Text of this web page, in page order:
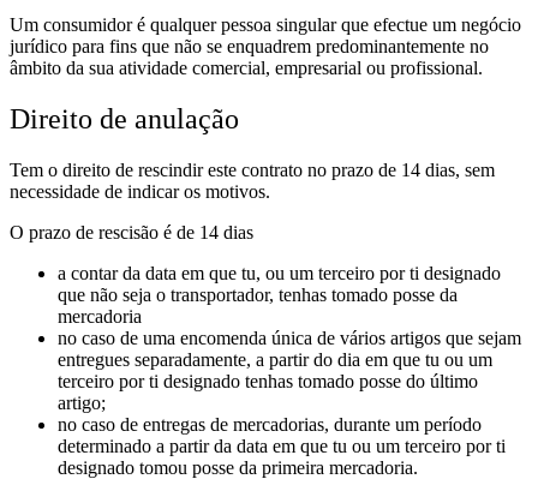
Um consumidor é qualquer pessoa singular que efectue um negócio
jurídico para fins que não se enquadrem predominantemente no
âmbito da sua atividade comercial, empresarial ou profissional.
Direito de anulação
Tem o direito de rescindir este contrato no prazo de 14 dias, sem
necessidade de indicar os motivos.
O prazo de rescisão é de 14 dias
a contar da data em que tu, ou um terceiro por ti designado
que não seja o transportador, tenhas tomado posse da
mercadoria
no caso de uma encomenda única de vários artigos que sejam
entregues separadamente, a partir do dia em que tu ou um
terceiro por ti designado tenhas tomado posse do último
artigo;
no caso de entregas de mercadorias, durante um período
determinado a partir da data em que tu ou um terceiro por ti
designado tomou posse da primeira mercadoria.